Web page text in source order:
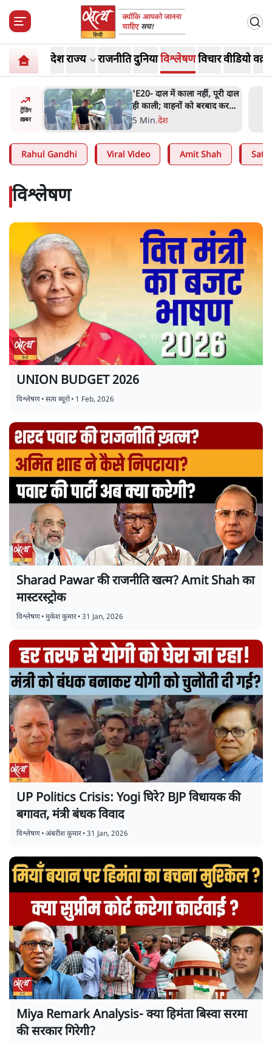
देशराज्य राजनीतिदुनियाविश्लेषणविचारवीडियो
ट्रेंडिंग
ख़बर
पूरी दाल
कर
BJP और मोदी ‘गॉडफादर’ भागवत
की Gen Z पर सलाह मानेंः
अभिजीत दिपके
5 Min.देश
Rahul Gandhi Viral Video Amit Shah
विश्लेषण
UNION BUDGET 2026
विश्लेषण•सत्य ब्यूरो• 1 Feb, 2026
Sharad Pawar की राजनीति खत्म? Amit Shah का
मास्टरस्ट्रोक
विश्लेषण•मुकेश कुमार•31 Jan, 2026
UP Politics Crisis: Yogi घिरे? BJP विधायक की
बगावत, मंत्री बंधक विवाद
विश्लेषण•अंबरीश कुमार•31 Jan, 2026
Miya Remark Analysis- क्या हिमंता बिस्वा सरमा
की सरकार गिरेगी?